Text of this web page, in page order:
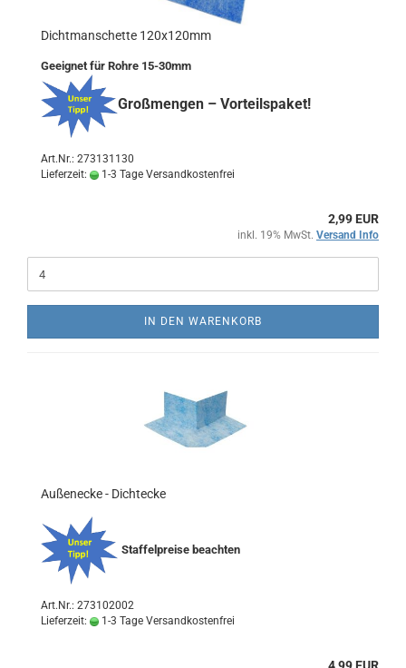
Dichtmanschette 120x120mm
Geeignet für Rohre 15-30mm
Großmengen – Vorteilspaket!
Art.Nr.: 273131130
Lieferzeit:
1-3 Tage Versandkostenfrei
2,99 EUR
inkl. 19% MwSt. Versand Info
IN DEN WARENKORB
Außenecke - Dichtecke
Staffelpreise beachten
Art.Nr.: 273102002
Lieferzeit:
1-3 Tage Versandkostenfrei